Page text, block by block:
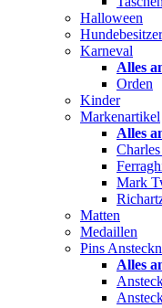
Halloween
Hundebesitzer
Karneval
Alles
Orden
Kinder
Markenartikel
Alles
Mark
Matten
Medaillen
Pins
Alles